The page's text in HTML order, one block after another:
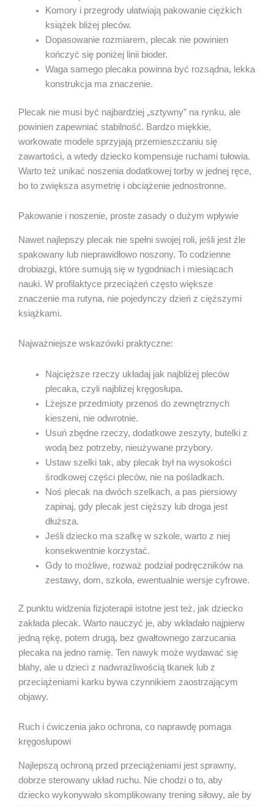
Komory i przegrody ułatwiają pakowanie ciężkich
książek bliżej pleców.
Dopasowanie rozmiarem, plecak nie powinien
kończyć się poniżej linii bioder.
Waga samego plecaka powinna być rozsądna, lekka
konstrukcja ma znaczenie.
Plecak nie musi być najbardziej „sztywny” na rynku, ale
powinien zapewniać stabilność. Bardzo miękkie,
workowate modele sprzyjają przemieszczaniu się
zawartości, a wtedy dziecko kompensuje ruchami tułowia.
Warto też unikać noszenia dodatkowej torby w jednej ręce,
bo to zwiększa asymetrię i obciążenie jednostronne.
Pakowanie i noszenie, proste zasady o dużym wpływie
Nawet najlepszy plecak nie spełni swojej roli, jeśli jest źle
spakowany lub nieprawidłowo noszony. To codzienne
drobiazgi, które sumują się w tygodniach i miesiącach
nauki. W profilaktyce przeciążeń często większe
znaczenie ma rutyna, nie pojedynczy dzień z cięższymi
książkami.
Najważniejsze wskazówki praktyczne:
Najcięższe rzeczy układaj jak najbliżej pleców
plecaka, czyli najbliżej kręgosłupa.
Lżejsze przedmioty przenoś do zewnętrznych
kieszeni, nie odwrotnie.
Usuń zbędne rzeczy, dodatkowe zeszyty, butelki z
wodą bez potrzeby, nieużywane przybory.
Ustaw szelki tak, aby plecak był na wysokości
środkowej części pleców, nie na pośladkach.
Noś plecak na dwóch szelkach, a pas piersiowy
zapinaj, gdy plecak jest cięższy lub droga jest
dłuższa.
Jeśli dziecko ma szafkę w szkole, warto z niej
konsekwentnie korzystać.
Gdy to możliwe, rozważ podział podręczników na
zestawy, dom, szkoła, ewentualnie wersje cyfrowe.
Z punktu widzenia fizjoterapii istotne jest też, jak dziecko
zakłada plecak. Warto nauczyć je, aby wkładało najpierw
jedną rękę, potem drugą, bez gwałtownego zarzucania
plecaka na jedno ramię. Ten nawyk może wydawać się
błahy, ale u dzieci z nadwrażliwością tkanek lub z
przeciążeniami karku bywa czynnikiem zaostrzającym
objawy.
Ruch i ćwiczenia jako ochrona, co naprawdę pomaga
kręgosłupowi
Najlepszą ochroną przed przeciążeniami jest sprawny,
dobrze sterowany układ ruchu. Nie chodzi o to, aby
dziecko wykonywało skomplikowany trening siłowy, ale by